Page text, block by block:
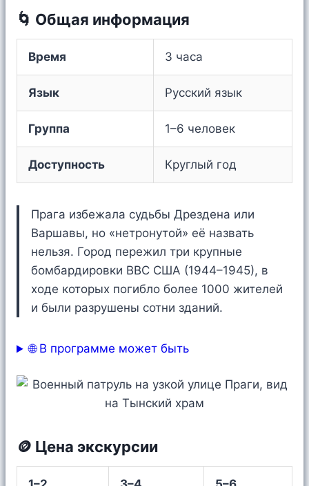
🌀 Общая информация
Время 3 часа
Язык Русский язык
Группа 1–6 человек
Доступность Круглый год
Прага избежала судьбы Дрездена или
Варшавы, но «нетронутой» её назвать
нельзя. Город пережил три крупные
бомбардировки ВВС США (1944–1945), в
ходе которых погибло более 1000 жителей
и были разрушены сотни зданий.
🌐 В программе может быть
🪙 Цена экскурсии